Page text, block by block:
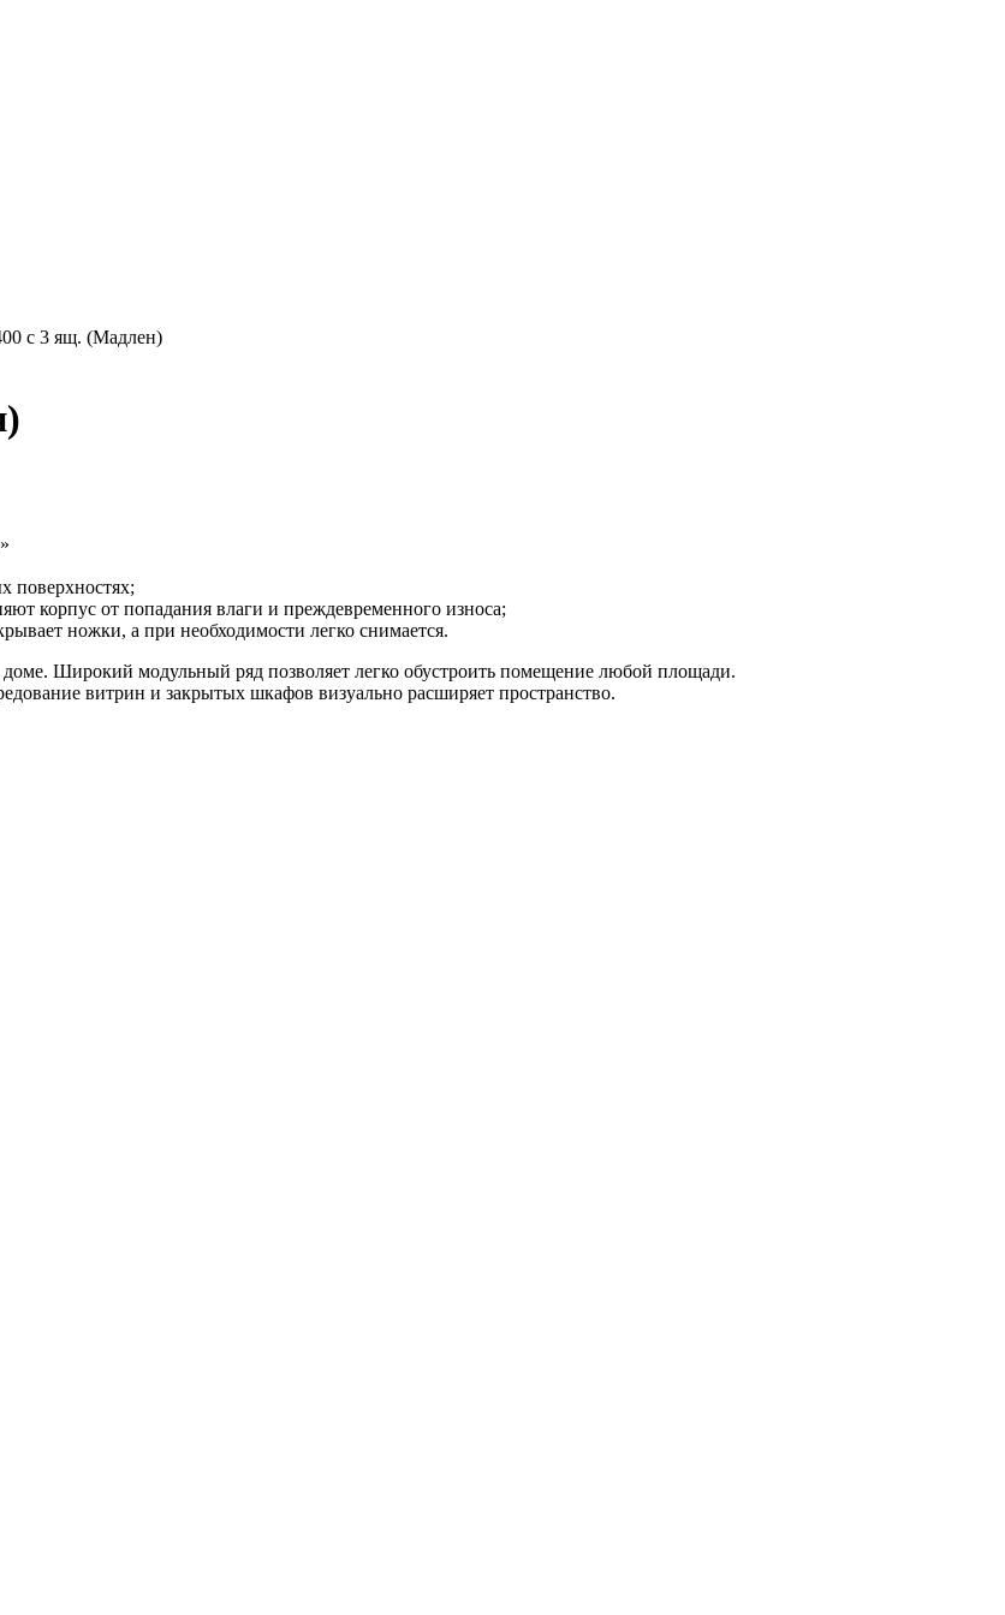
с 3 ящ. (Мадлен)
поверхностях;
корпус от попадания влаги и преждевременного износа;
ножки, а при необходимости легко снимается.
доме. Широкий модульный ряд позволяет легко обустроить помещение любой площади.
витрин и закрытых шкафов визуально расширяет пространство.